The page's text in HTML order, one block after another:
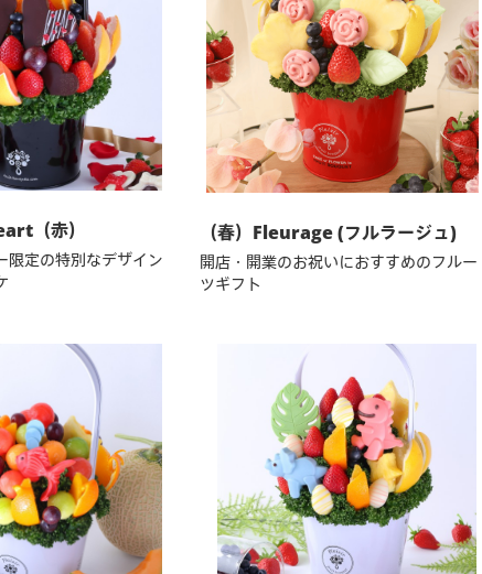
（赤）
限定の特別なデザイン
（春）Fleurage (フルラージュ)
開店・開業のお祝いにおすすめのフルー
ツギフト